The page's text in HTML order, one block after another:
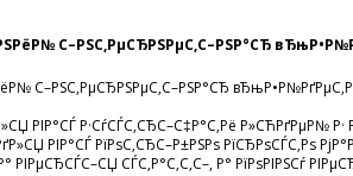
С–РЅС‚РµСЂРЅРµС‚С–РЅР°СЂ
С–РЅС‚РµСЂРЅРµС‚С–РЅР°СЂ
РІР°СЃ Р·СѓСЃС‚СЂС–С‡Р°С‚Рё Р»СЋРґРµР№
РІР°СЃ РїРѕС‚СЂС–Р±РЅРѕ РїСЂРѕСЃС‚Рѕ
РІРµСЂСЃС–СЏ СЃС‚Р°С‚С‚С–, Р° РїРѕРІРЅСѓ